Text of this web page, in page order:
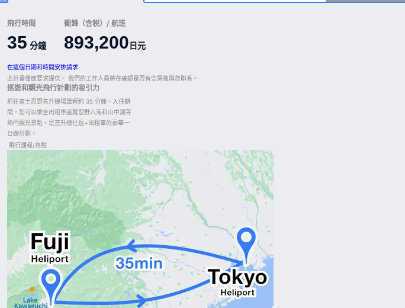
飛行時間
35 分鐘
衝鋒（含税）/ 航班
893,200日元
在這個日期和時間安排請求
此計畫僅應要求提供。 我們的工作人員將在確認是否有空房後與您聯系。
巡遊和觀光飛行計劃的吸引力
前往富士忍野直升機場單程約 35 分鐘。入住期
間，您可以乘坐出租車遊覽忍野八海和山中湖等
熱門觀光景點。是直升機往返+出租車的豪華一
日遊計劃。
飛行課程/亮點